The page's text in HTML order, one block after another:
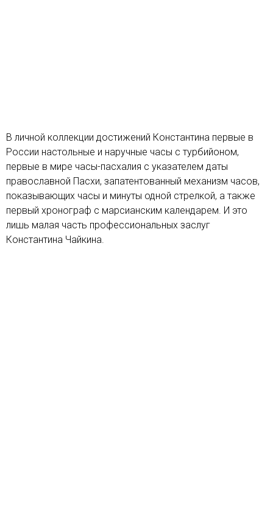
В личной коллекции достижений Константина первые в
России настольные и наручные часы с турбийоном,
первые в мире часы-пасхалия с указателем даты
православной Пасхи, запатентованный механизм часов,
показывающих часы и минуты одной стрелкой, а также
первый хронограф с марсианским календарем. И это
лишь малая часть профессиональных заслуг
Константина Чайкина.